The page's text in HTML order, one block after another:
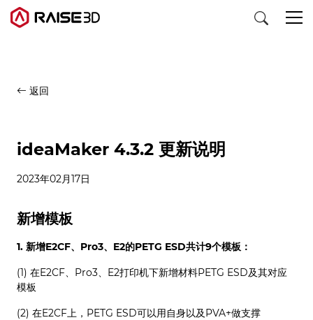
3D打印机
行业应用
发现
返回
ideaMaker 4.3.2 更新说明
2023年02月17日
新增模板
1. 新增E2CF、Pro3、E2的PETG ESD共计9个模板：
(1) 在E2CF、Pro3、E2打印机下新增材料PETG ESD及其对应
模板
(2) 在E2CF上，PETG ESD可以用自身以及PVA+做支撑